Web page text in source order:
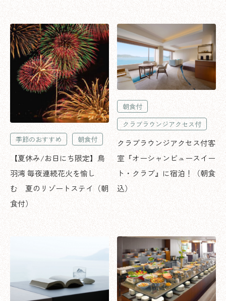
季節のおすすめ 朝食付
【夏休み/お日にち限定】鳥
羽湾 毎夜連続花火を愉し
む 夏のリゾートステイ（朝
食付）
朝食付
クラブラウンジアクセス付
クラブラウンジアクセス付客
室『オーシャンビュースイー
ト・クラブ』に宿泊！（朝食
込）